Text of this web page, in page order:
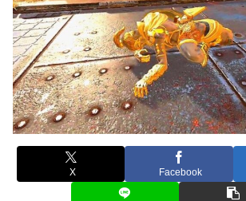
X Facebook